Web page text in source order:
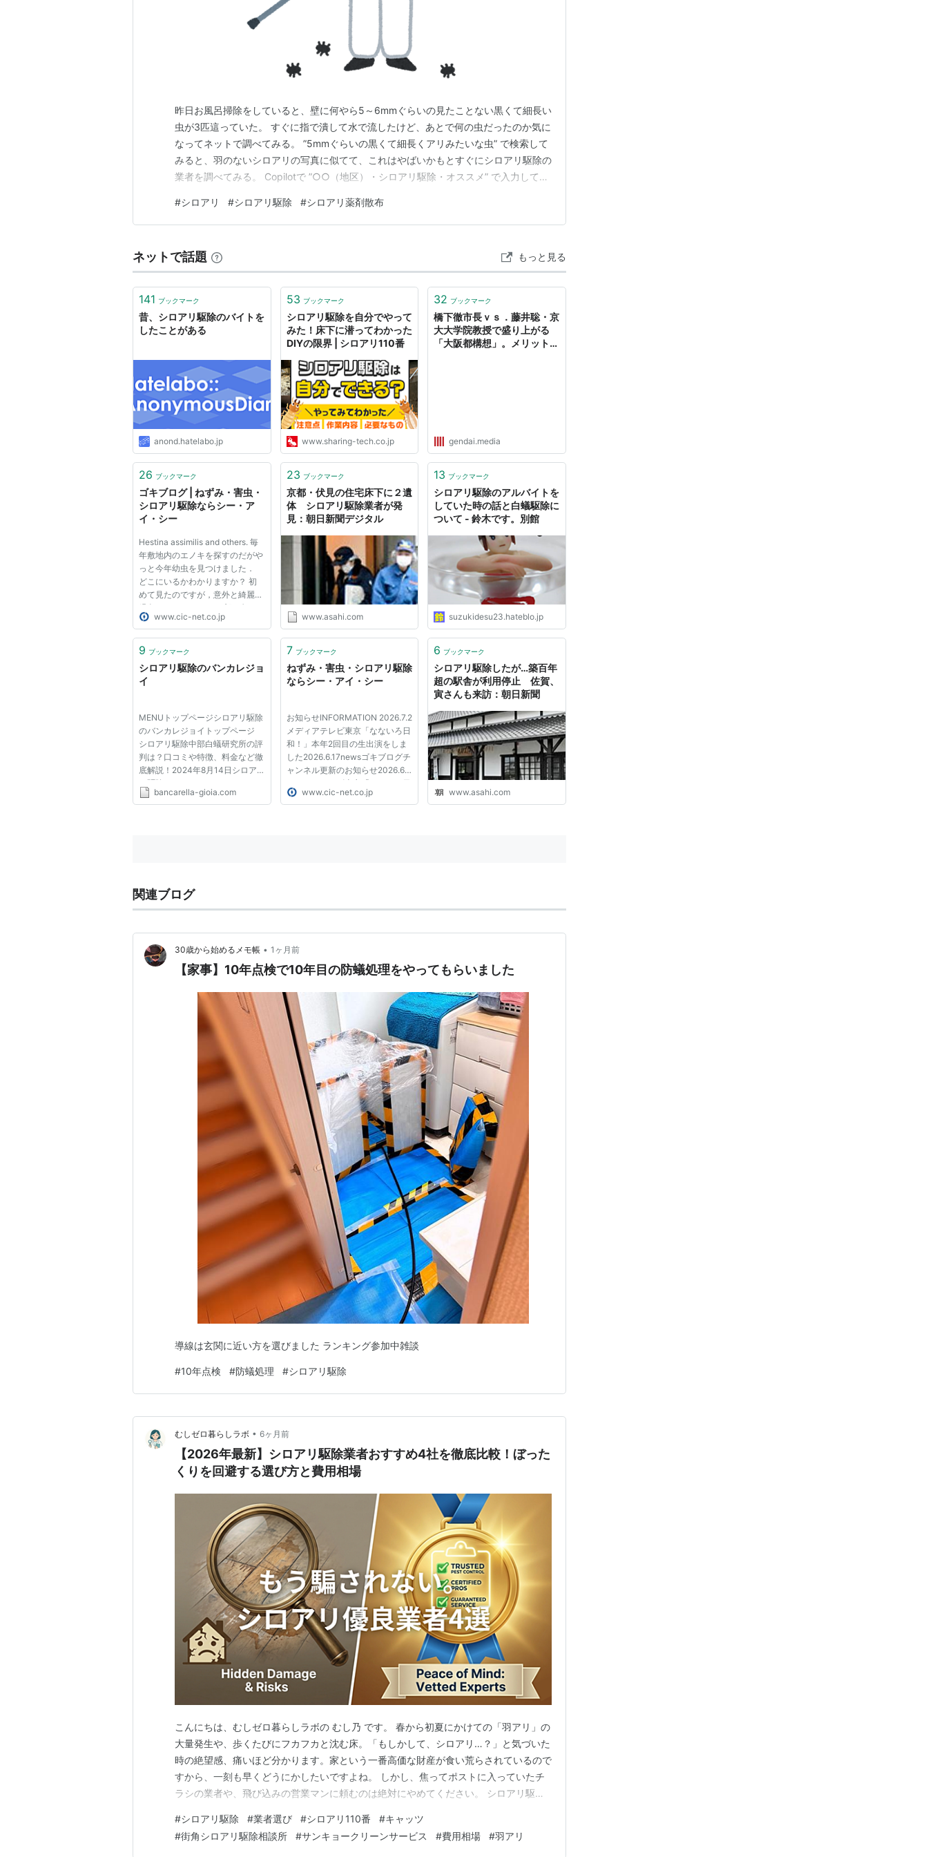
昨日お風呂掃除をしていると、壁に何やら5～6mmぐらいの見たことない黒くて細長い
虫が3匹這っていた。 すぐに指で潰して水で流したけど、あとで何の虫だったのか気に
なってネットで調べてみる。 ”5mmぐらいの黒くて細長くアリみたいな虫” で検索して
みると、羽のないシロアリの写真に似てて、これはやばいかもとすぐにシロアリ駆除の
業者を調べてみる。 Copilotで ”○○（地区）・シロアリ駆除・オススメ” で入力してみ
をチェックする。 最初に出てきた会社の口コミが、49件中なんと☆五つが49件の満
点。 書き込みもどれも細かく…
#シロアリ #シロアリ駆除 #シロアリ薬剤散布
ネットで話題 もっと見る
141 ブックマーク
昔、シロアリ駆除のバイトを
したことがある
anond.hatelabo.jp
53 ブックマーク
シロアリ駆除を自分でやって
みた！床下に潜ってわかった
DIYの限界 | シロアリ110番
www.sharing-tech.co.jp
32 ブックマーク
橋下徹市長ｖｓ．藤井聡・京
大大学院教授で盛り上がる
「大阪都構想」。メリットは
gendai.media
26 ブックマーク
ゴキブログ | ねずみ・害虫・
シロアリ駆除ならシー・ア
イ・シー
Hestina assimilis and others. 毎
年敷地内のエノキを探すのだがや
っと今年幼虫を見つけました．
どこにいるかわかりますか？ 初
めて見たのですが，意外と綺麗な
緑色をしています． 頭部の角？
の感じは昔オオムラサキ幼虫を育
ます． ただ特定外来なんで飼育
www.cic-net.co.jp
23 ブックマーク
京都・伏見の住宅床下に２遺
体 シロアリ駆除業者が発
見：朝日新聞デジタル
www.asahi.com
13 ブックマーク
シロアリ駆除のアルバイトを
していた時の話と白蟻駆除に
ついて - 鈴木です。別館
suzukidesu23.hateblo.jp
9 ブックマーク
シロアリ駆除のバンカレジョ
イ
MENUトップページシロアリ駆除
のバンカレジョイトップページ
シロアリ駆除中部白蟻研究所の評
判は？口コミや特徴、料金など徹
底解説！2024年8月14日シロア
リ駆除マンションなのにシロアリ
が発生する？原因と対処法を徹底
bancarella-gioia.com
7 ブックマーク
ねずみ・害虫・シロアリ駆除
ならシー・アイ・シー
お知らせINFORMATION 2026.7.2
メディアテレビ東京「なないろ日
和！」本年2回目の生出演をしま
した2026.6.17newsゴキブログチ
ャンネル更新のお知らせ2026.6.8
メディアテレビ東京「なないろ日
和！」に出演しました
www.cic-net.co.jp
6 ブックマーク
シロアリ駆除したが…築百年
超の駅舎が利用停止 佐賀、
寅さんも来訪：朝日新聞
www.asahi.com
関連ブログ
30歳から始めるメモ帳 • 1ヶ月前
【家事】10年点検で10年目の防蟻処理をやってもらいました
導線は玄関に近い方を選びました ランキング参加中雑談
#10年点検 #防蟻処理 #シロアリ駆除
むしゼロ暮らしラボ • 6ヶ月前
【2026年最新】シロアリ駆除業者おすすめ4社を徹底比較！ぼった
くりを回避する選び方と費用相場
こんにちは、むしゼロ暮らしラボの むし乃 です。 春から初夏にかけての「羽アリ」の
大量発生や、歩くたびにフカフカと沈む床。「もしかして、シロアリ…？」と気づいた
時の絶望感、痛いほど分かります。家という一番高価な財産が食い荒らされているので
すから、一刻も早くどうにかしたいですよね。 しかし、焦ってポストに入っていたチ
ラシの業者や、飛び込みの営業マンに頼むのは絶対にやめてください。 シロアリ駆除
徳業者が未だに後を絶ちません。 この記事では、むし乃が厳選した「料金が明瞭で、
実績があり、無料見積もりに対応している優良業者4社…
#シロアリ駆除 #業者選び #シロアリ110番 #キャッツ
#街角シロアリ駆除相談所 #サンキョークリーンサービス #費用相場 #羽アリ